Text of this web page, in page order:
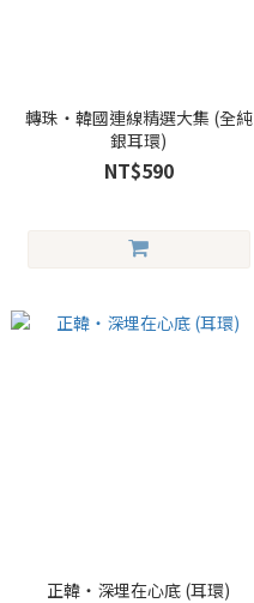
轉珠・韓國連線精選大集 (全純
銀耳環)
NT$590
正韓・深埋在心底 (耳環)